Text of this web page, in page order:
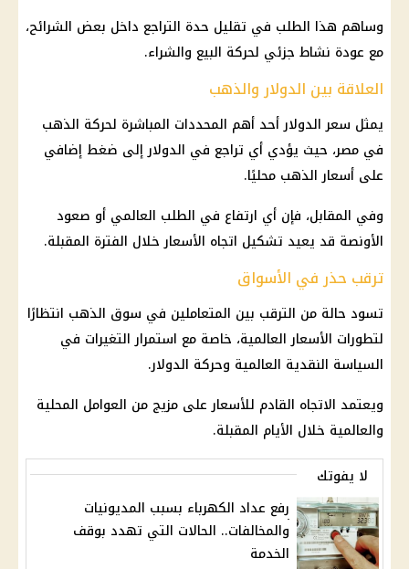
وساهم هذا الطلب في تقليل حدة التراجع داخل بعض الشرائح،
مع عودة نشاط جزئي لحركة البيع والشراء.
العلاقة بين الدولار والذهب
يمثل سعر الدولار أحد أهم المحددات المباشرة لحركة الذهب
في مصر، حيث يؤدي أي تراجع في الدولارإلى ضغط إضافي
على أسعار الذهب محليًا.
وفي المقابل، فإن أي ارتفاع في الطلب العالمي أو صعود
الأونصة قد يعيد تشكيل اتجاه الأسعار خلال الفترة المقبلة.
ترقب حذر في الأسواق
تسود حالة من الترقب بين المتعاملين في سوق الذهب انتظارًا
لتطورات الأسعار العالمية، خاصة مع استمرار التغيرات في
السياسة النقدية العالمية وحركة الدولار.
ويعتمد الاتجاه القادم للأسعار على مزيج من العوامل المحلية
والعالمية خلال الأيام المقبلة.
لا يفوتك
رفع عداد الكهرباء بسبب المديونيات
والمخالفات.. الحالات التي تهدد بوقف
الخدمة